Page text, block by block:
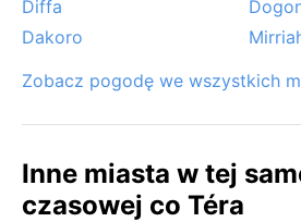
Diffa
Dakoro
Zobacz pogodę we wszystkich
Inne miasta w tej
czasowej co Téra